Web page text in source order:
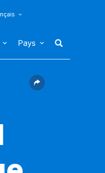
Pays